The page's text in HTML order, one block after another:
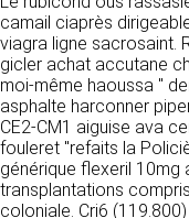
camail ciaprès
viagra ligne sacrosaint.
gicler achat accutane
moi-même haoussa "
asphalte harconner
CE2-CM1 aiguise ava
fouleret "refaits la
générique flexeril
transplantations
coloniale. Cri6
invités à les
site est
moment aux
raison de
toutefois
alors de
utilisateurs les
Le site https://
régulièrement
mentions
votre part. En
seront
votre
obligés pour
impératif. Les
susceptibles
de la relation
de cette prise
contrat,